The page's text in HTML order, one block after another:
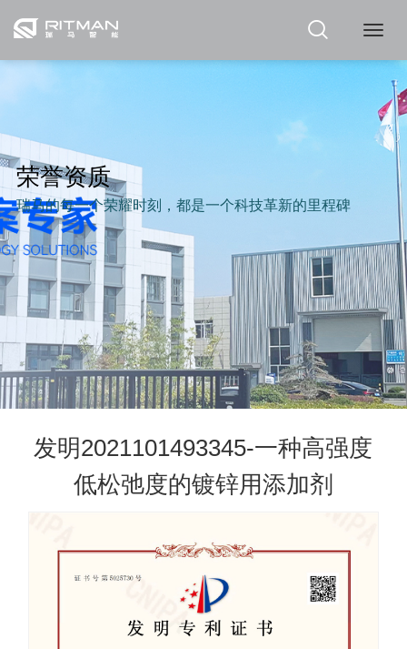
瑞
荣誉资质
瑞马的每一个荣耀时刻，都是一个科技革新的里程碑
发明2021101493345-一种高强度
低松弛度的镀锌用添加剂